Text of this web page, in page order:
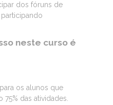
dos fóruns de
neste curso é
os alunos que
das atividades.